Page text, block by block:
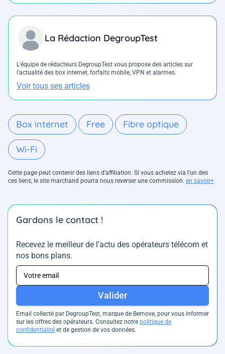
La Rédaction DegroupTest
L'équipe de rédacteurs DegroupTest vous propose des articles sur
l'actualité des box internet, forfaits mobile, VPN et alarmes.
Voir tous ses articles
Box internet Free Fibre optique
Wi-Fi
Cette page peut contenir des liens d’affiliation. Si vous achetez via l'un des
ces liens, le site marchand pourra nous reverser une commission. en savoir+
Gardons le contact !
Recevez le meilleur de l’actu des opérateurs télécom et
nos bons plans.
Valider
Email collecté par DegroupTest, marque de Bemove, pour vous informer
sur les offres des opérateurs. Consultez notre politique de
confidentialité et de gestion de vos données.